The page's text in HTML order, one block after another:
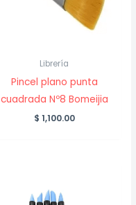
Librería
Pincel plano punta
cuadrada Nº8 Bomeijia
$ 1,100.00